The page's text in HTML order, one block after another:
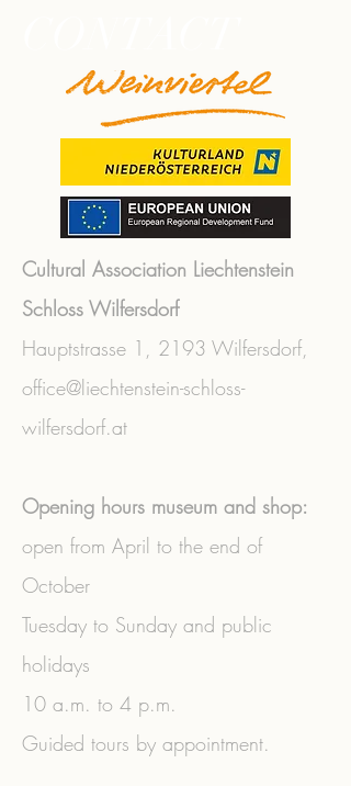
Cultural Association Liechtenstein
Schloss Wilfersdorf
Hauptstrasse 1, 2193 Wilfersdorf,
office@liechtenstein-schloss-
wilfersdorf.at
Opening hours museum and shop:
open from April to the end of
October
Tuesday to Sunday and public
holidays
10 a.m. to 4 p.m.
Guided tours by appointment.